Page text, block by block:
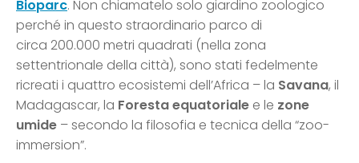
Bioparc. Non chiamatelo solo giardino zoologico
perché in questo straordinario parco di
circa 200.000 metri quadrati (nella zona
settentrionale della città), sono stati fedelmente
ricreati i quattro ecosistemi dell’Africa – la Savana, il
Madagascar, la Foresta equatoriale e le zone
umide – secondo la filosofia e tecnica della “zoo-
immersion”.